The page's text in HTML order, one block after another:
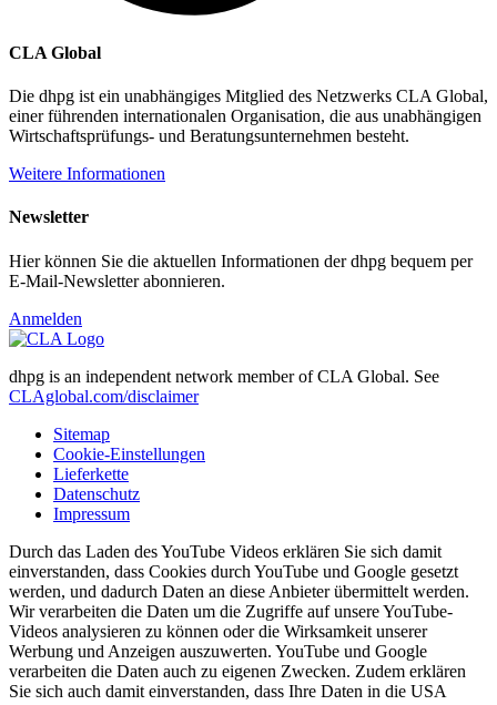
CLA Global
Die dhpg ist ein unabhängiges Mitglied des Netzwerks CLA Global,
einer führenden internationalen Organisation, die aus unabhängigen
Wirtschaftsprüfungs- und Beratungsunternehmen besteht.
Weitere Informationen
Newsletter
Hier können Sie die aktuellen Informationen der dhpg bequem per
E-Mail-Newsletter abonnieren.
Anmelden
dhpg is an independent network member of CLA Global. See
CLAglobal.com/disclaimer
Sitemap
Cookie-Einstellungen
Lieferkette
Datenschutz
Impressum
Durch das Laden des YouTube Videos erklären Sie sich damit
einverstanden, dass Cookies durch YouTube und Google gesetzt
werden, und dadurch Daten an diese Anbieter übermittelt werden.
Wir verarbeiten die Daten um die Zugriffe auf unsere YouTube-
Videos analysieren zu können oder die Wirksamkeit unserer
Werbung und Anzeigen auszuwerten. YouTube und Google
verarbeiten die Daten auch zu eigenen Zwecken. Zudem erklären
Sie sich auch damit einverstanden, dass Ihre Daten in die USA